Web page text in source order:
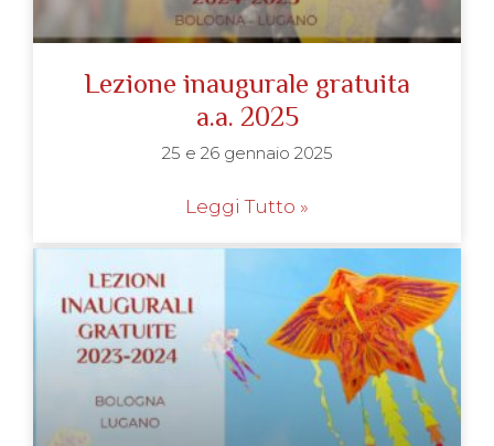
Lezione inaugurale gratuita
a.a. 2025
25 e 26 gennaio 2025
Leggi Tutto »